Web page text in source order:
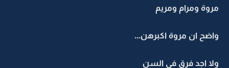
مروة ومرام ومريم
واضح ان مروة اكبرهن...
ولا اجد فرق في السن